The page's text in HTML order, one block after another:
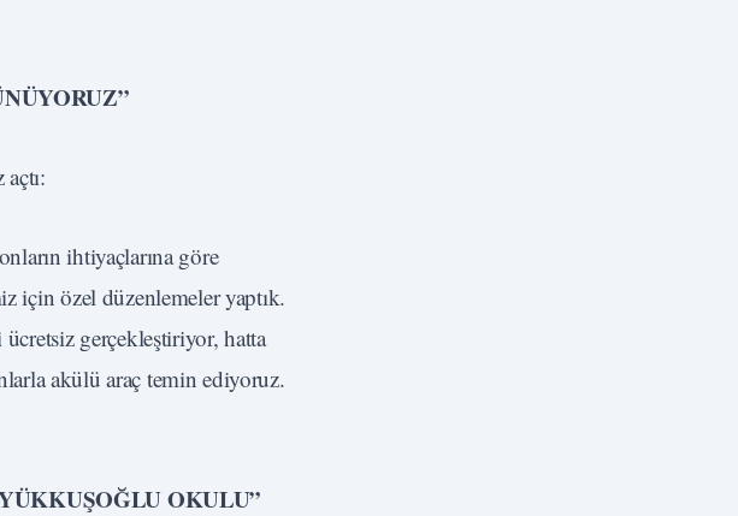
ihtiyaçlarına göre
için özel düzenlemeler yaptık.
gerçekleştiriyor, hatta
akülü araç temin ediyoruz.
OKULU”